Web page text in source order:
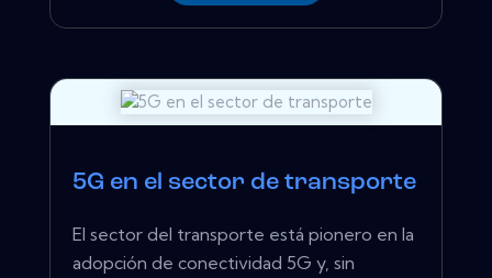
5G en el sector de transporte
El sector del transporte está pionero en la
adopción de conectividad 5G y, sin